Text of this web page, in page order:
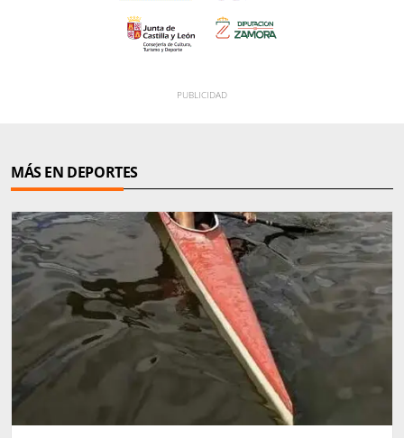
MÁS EN DEPORTES